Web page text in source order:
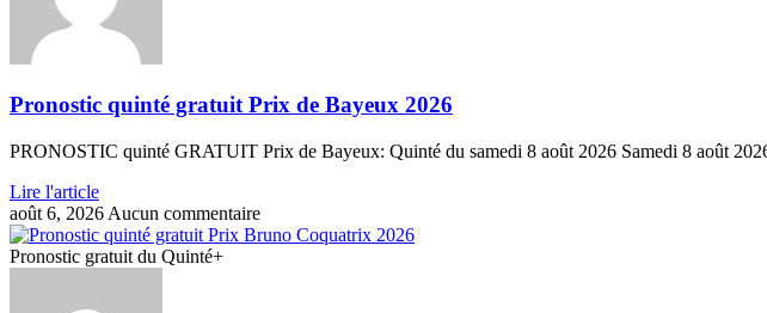
Pronostic quinté gratuit Prix de Bayeux 2026
PRONOSTIC quinté GRATUIT Prix de Bayeux: Quinté du samedi 8 août 2026 Samedi 8 août
Lire l'article
août 6, 2026 Aucun commentaire
Pronostic gratuit du Quinté+